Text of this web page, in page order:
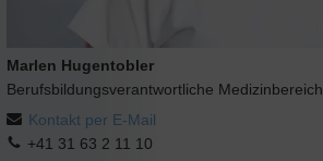
Marlen Hugentobler
Berufsbildungsverantwortliche Medizinbereich
Kontakt per E-Mail
+41 31 63 2 11 10